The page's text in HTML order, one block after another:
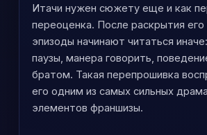
Итачи нужен сюжету еще и как
переоценка. После раскрытия его
эпизоды начинают читаться
паузы, манера говорить,
братом. Такая перепрошивка
его одним из самых сильных
элементов франшизы.